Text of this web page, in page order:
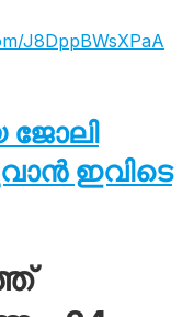
J8DppBWsXPaA
ഇവിടെ